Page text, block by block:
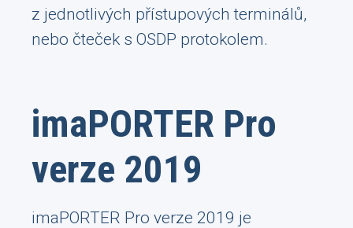
z jednotlivých přístupových terminálů,
nebo čteček s OSDP protokolem.
imaPORTER Pro
verze 2019
imaPORTER Pro verze 2019 je